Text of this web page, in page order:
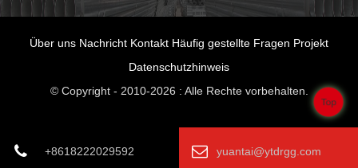
Über uns Nachricht Kontakt Häufig gestellte Fragen Projekt
Datenschutzhinweis
© Copyright - 2010-2026 : Alle Rechte vorbehalten.
+8618222029592 yuantai@ytdrgg.com
Top